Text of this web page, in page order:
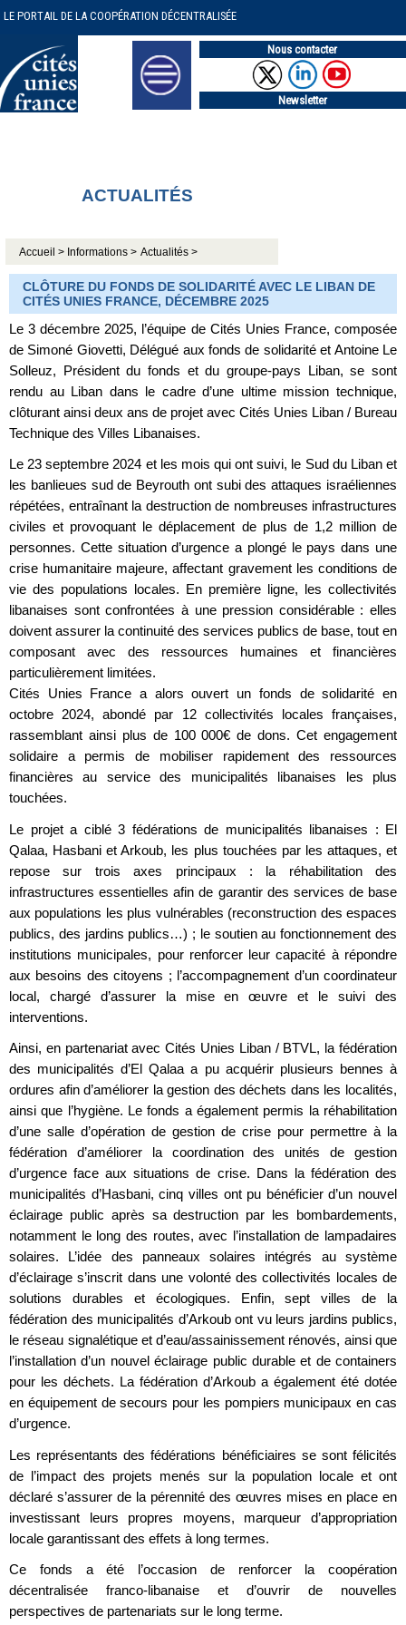
LE PORTAIL DE LA COOPÉRATION DÉCENTRALISÉE
Nous contacter
Newsletter
ACTUALITÉS
Accueil > Informations > Actualités >
CLÔTURE DU FONDS DE SOLIDARITÉ AVEC LE LIBAN DE
CITÉS UNIES FRANCE, DÉCEMBRE 2025
Le 3 décembre 2025, l’équipe de Cités Unies France, composée
de Simoné Giovetti, Délégué aux fonds de solidarité et Antoine Le
Solleuz, Président du fonds et du groupe-pays Liban, se sont
rendu au Liban dans le cadre d’une ultime mission technique,
clôturant ainsi deux ans de projet avec Cités Unies Liban / Bureau
Technique des Villes Libanaises.
Le 23 septembre 2024 et les mois qui ont suivi, le Sud du Liban et
les banlieues sud de Beyrouth ont subi des attaques israéliennes
répétées, entraînant la destruction de nombreuses infrastructures
civiles et provoquant le déplacement de plus de 1,2 million de
personnes. Cette situation d’urgence a plongé le pays dans une
crise humanitaire majeure, affectant gravement les conditions de
vie des populations locales. En première ligne, les collectivités
libanaises sont confrontées à une pression considérable : elles
doivent assurer la continuité des services publics de base, tout en
composant avec des ressources humaines et financières
particulièrement limitées.
Cités Unies France a alors ouvert un fonds de solidarité en
octobre 2024, abondé par 12 collectivités locales françaises,
rassemblant ainsi plus de 100 000€ de dons. Cet engagement
solidaire a permis de mobiliser rapidement des ressources
financières au service des municipalités libanaises les plus
touchées.
Le projet a ciblé 3 fédérations de municipalités libanaises : El
Qalaa, Hasbani et Arkoub, les plus touchées par les attaques, et
repose sur trois axes principaux : la réhabilitation des
infrastructures essentielles afin de garantir des services de base
aux populations les plus vulnérables (reconstruction des espaces
publics, des jardins publics…) ; le soutien au fonctionnement des
institutions municipales, pour renforcer leur capacité à répondre
aux besoins des citoyens ; l’accompagnement d’un coordinateur
local, chargé d’assurer la mise en œuvre et le suivi des
interventions.
Ainsi, en partenariat avec Cités Unies Liban / BTVL, la fédération
des municipalités d’El Qalaa a pu acquérir plusieurs bennes à
ordures afin d’améliorer la gestion des déchets dans les localités,
ainsi que l’hygiène. Le fonds a également permis la réhabilitation
d’une salle d’opération de gestion de crise pour permettre à la
fédération d’améliorer la coordination des unités de gestion
d’urgence face aux situations de crise. Dans la fédération des
municipalités d’Hasbani, cinq villes ont pu bénéficier d’un nouvel
éclairage public après sa destruction par les bombardements,
notamment le long des routes, avec l’installation de lampadaires
solaires. L’idée des panneaux solaires intégrés au système
d’éclairage s’inscrit dans une volonté des collectivités locales de
solutions durables et écologiques. Enfin, sept villes de la
fédération des municipalités d’Arkoub ont vu leurs jardins publics,
le réseau signalétique et d’eau/assainissement rénovés, ainsi que
l’installation d’un nouvel éclairage public durable et de containers
pour les déchets. La fédération d’Arkoub a également été dotée
en équipement de secours pour les pompiers municipaux en cas
d’urgence.
Les représentants des fédérations bénéficiaires se sont félicités
de l’impact des projets menés sur la population locale et ont
déclaré s’assurer de la pérennité des œuvres mises en place en
investissant leurs propres moyens, marqueur d’appropriation
locale garantissant des effets à long termes.
Ce fonds a été l’occasion de renforcer la coopération
décentralisée franco-libanaise et d’ouvrir de nouvelles
perspectives de partenariats sur le long terme.